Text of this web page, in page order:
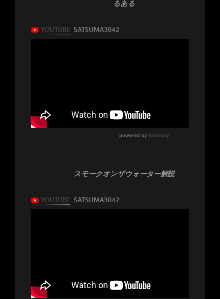
るある
スモークオンザウォーター解説